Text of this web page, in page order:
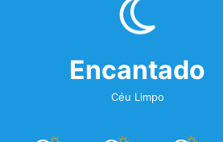
Encantado
Céu Limpo